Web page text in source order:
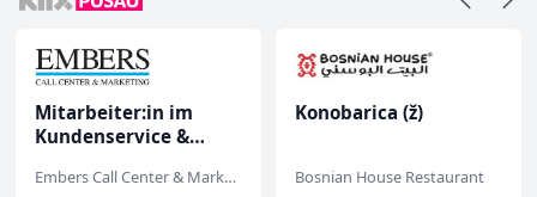
im
&
Embers Call Center & Marketing
Konobarica (ž)
Bosnian House Restaurant